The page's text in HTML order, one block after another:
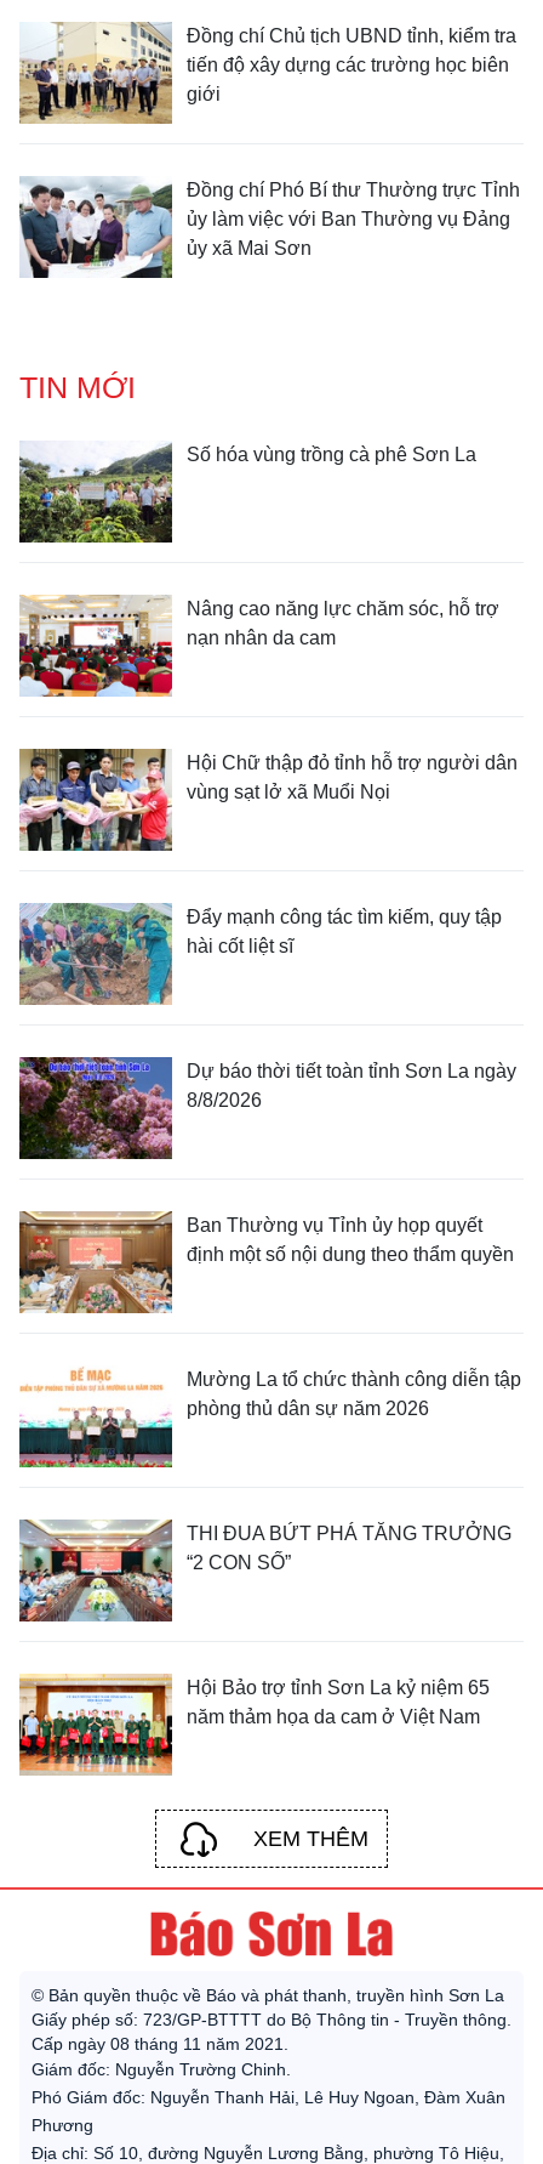
Đồng chí Chủ tịch UBND tỉnh, kiểm tra
tiến độ xây dựng các trường học biên
giới
Đồng chí Phó Bí thư Thường trực Tỉnh
ủy làm việc với Ban Thường vụ Đảng
ủy xã Mai Sơn
TIN MỚI
Số hóa vùng trồng cà phê Sơn La
Nâng cao năng lực chăm sóc, hỗ trợ
nạn nhân da cam
Hội Chữ thập đỏ tỉnh hỗ trợ người dân
vùng sạt lở xã Muổi Nọi
Đẩy mạnh công tác tìm kiếm, quy tập
hài cốt liệt sĩ
Dự báo thời tiết toàn tỉnh Sơn La ngày
8/8/2026
Ban Thường vụ Tỉnh ủy họp quyết
định một số nội dung theo thẩm quyền
Mường La tổ chức thành công diễn tập
phòng thủ dân sự năm 2026
THI ĐUA BỨT PHÁ TĂNG TRƯỞNG
“2 CON SỐ”
Hội Bảo trợ tỉnh Sơn La kỷ niệm 65
năm thảm họa da cam ở Việt Nam
XEM THÊM
© Bản quyền thuộc về Báo và phát thanh, truyền hình Sơn La
Giấy phép số: 723/GP-BTTTT do Bộ Thông tin - Truyền thông.
Cấp ngày 08 tháng 11 năm 2021.
Giám đốc: Nguyễn Trường Chinh.
Phó Giám đốc: Nguyễn Thanh Hải, Lê Huy Ngoan, Đàm Xuân
Phương
Địa chỉ: Số 10, đường Nguyễn Lương Bằng, phường Tô Hiệu,